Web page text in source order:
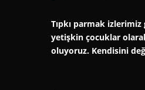
Tıpkı parmak
yetişkin çocuklar
oluyoruz. Kendisini